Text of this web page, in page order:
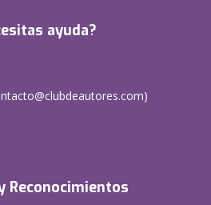
ayuda?
)
Reconocimientos